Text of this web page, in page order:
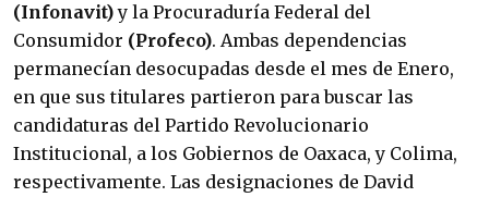
(Infonavit)y la Procuraduría Federal del
Consumidor (Profeco). Ambas dependencias
permanecían desocupadas desde el mes de Enero,
en que sus titulares partieron para buscar las
candidaturas del Partido Revolucionario
Institucional, a los Gobiernos de Oaxaca, y Colima,
respectivamente. Las designaciones de David